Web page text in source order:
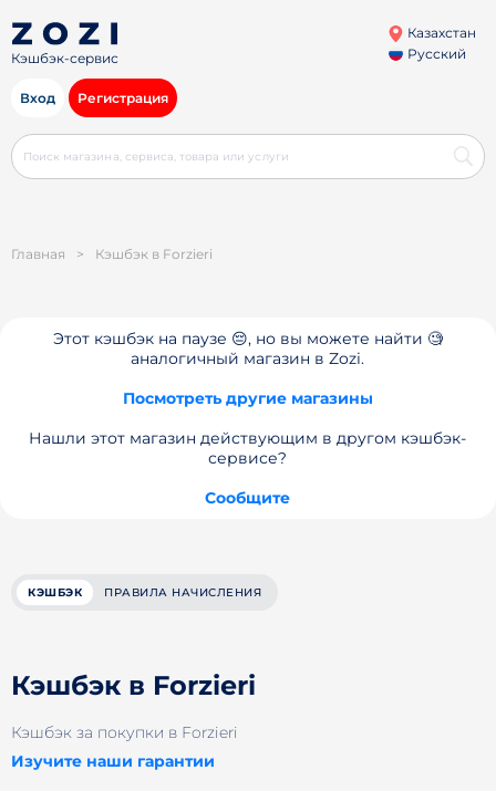
Кэшбэк-сервис
Казахстан
Русский
Вход Регистрация
Главная > Кэшбэк в Forzieri
Этот кэшбэк на паузе 😔, но вы можете найти 🧐
аналогичный магазин в Zozi.
Посмотреть другие магазины
Нашли этот магазин действующим в другом кэшбэк-
сервисе?
Сообщите
КЭШБЭК ПРАВИЛА НАЧИСЛЕНИЯ
Кэшбэк в Forzieri
Кэшбэк за покупки в Forzieri
Изучите наши гарантии